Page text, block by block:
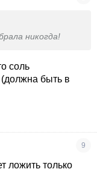
никогда!
соль
быть в
9
ложить только